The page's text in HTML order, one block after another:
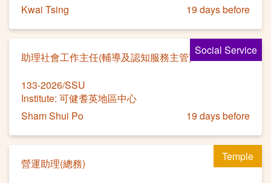
Kwai Tsing
19 days before
Social Service
助理社會工作主任(輔導及認知服務主管)
133-2026/SSU
Institute: 可健耆英地區中心
Sham Shui Po
19 days before
Temple
營運助理(總務)